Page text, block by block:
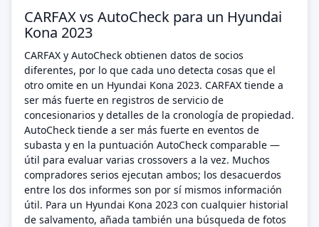
CARFAX vs AutoCheck para un Hyundai
Kona 2023
CARFAX y AutoCheck obtienen datos de socios
diferentes, por lo que cada uno detecta cosas que el
otro omite en un Hyundai Kona 2023. CARFAX tiende a
ser más fuerte en registros de servicio de
concesionarios y detalles de la cronología de propiedad.
AutoCheck tiende a ser más fuerte en eventos de
subasta y en la puntuación AutoCheck comparable —
útil para evaluar varias crossovers a la vez. Muchos
compradores serios ejecutan ambos; los desacuerdos
entre los dos informes son por sí mismos información
útil. Para un Hyundai Kona 2023 con cualquier historial
de salvamento, añada también una búsqueda de fotos